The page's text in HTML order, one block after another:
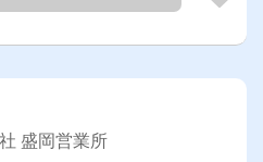
盛岡営業所